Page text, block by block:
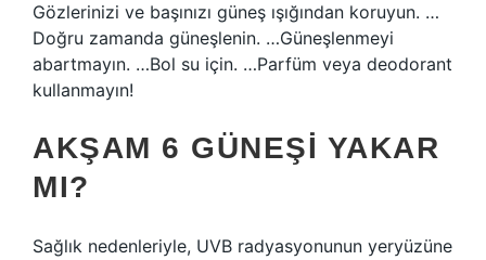
Gözlerinizi ve başınızı güneş ışığından koruyun. …
Doğru zamanda güneşlenin. …Güneşlenmeyi
abartmayın. …Bol su için. …Parfüm veya deodorant
kullanmayın!
AKŞAM 6 GÜNEŞI YAKAR
MI?
Sağlık nedenleriyle, UVB radyasyonunun yeryüzüne